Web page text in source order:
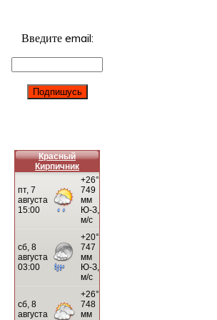
Введите email:
Красный
Кирпичник